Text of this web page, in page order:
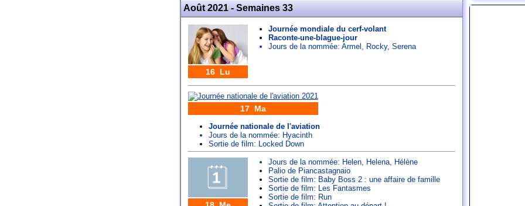
Août 2021 - Semaines 33
16 Lu
Journée mondiale du cerf-volant
Raconte-une-blague-jour
Jours de la nommée: Armel , Rocky, Serena
17 Ma
Journée nationale de l'aviation
Jours de la nommée: Hyacinth
Sortie de film: Locked Down
Jours de la nommée: Helen, Helena, Hélène
Palio de Piancastagnaio
Sortie de film: Baby Boss 2 : une affaire de famille
Sortie de film: Les Fantasmes
Sortie de film: Run